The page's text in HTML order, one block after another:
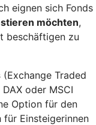
eignen sich Fonds
möchten,
beschäftigen zu
(Exchange Traded
oder MSCI
Option für den
für Einsteigerinnen